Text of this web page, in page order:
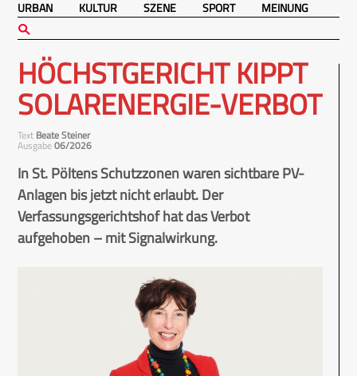
URBAN KULTUR SZENE SPORT MEINUNG
HÖCHSTGERICHT KIPPT
SOLARENERGIE-VERBOT
Text Beate Steiner
Ausgabe06/2026
In St. Pöltens Schutzzonen waren sichtbare PV-
Anlagen bis jetzt nicht erlaubt. Der
Verfassungsgerichtshof hat das Verbot
aufgehoben – mit Signalwirkung.